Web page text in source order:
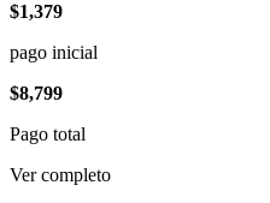
$1,379
pago inicial
$8,799
Pago total
Ver completo